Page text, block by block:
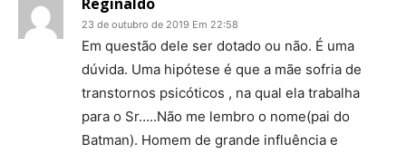
23 de outubro de 2019 Em 22:58
Em questão dele ser dotado ou não. É uma
dúvida. Uma hipótese é que a mãe sofria de
transtornos psicóticos , na qual ela trabalha
para o Sr…..Não me lembro o nome(pai do
Batman). Homem de grande influência e